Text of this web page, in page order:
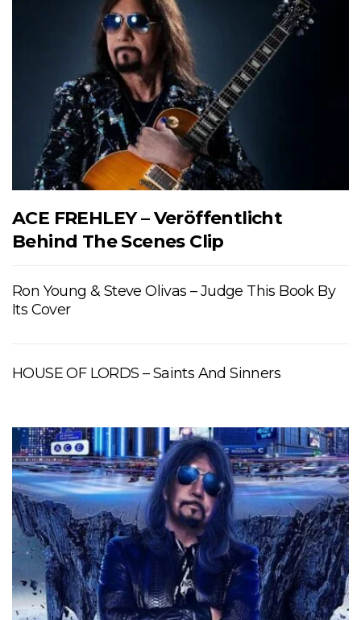
ACE FREHLEY – Veröffentlicht
Behind The Scenes Clip
Ron Young & Steve Olivas – Judge This Book By
Its Cover
HOUSE OF LORDS – Saints And Sinners